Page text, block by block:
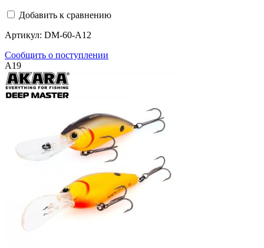
Добавить к сравнению
Артикул: DM-60-A12
Сообщить о поступлении
A19